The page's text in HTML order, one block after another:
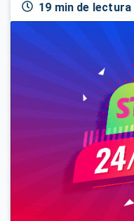
19 min de lectura